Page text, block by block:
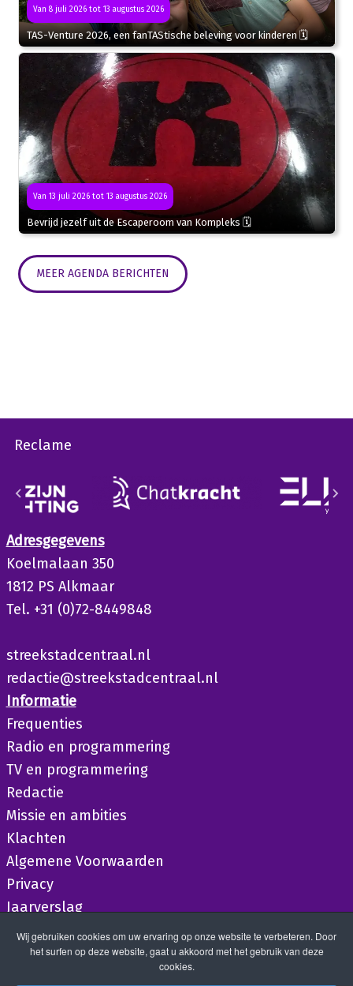
Van 8 juli 2026 tot 13 augustus 2026
TAS-Venture 2026, een fanTAStische beleving voor kinderen 🗓
Van 13 juli 2026 tot 13 augustus 2026
Bevrijd jezelf uit de Escaperoom van Kompleks 🗓
MEER AGENDA BERICHTEN
Reclame
Adresgegevens
Koelmalaan 350
1812 PS Alkmaar
Tel. +31 (0)72-8449848
streekstadcentraal.nl
redactie@streekstadcentraal.nl
Informatie
Frequenties
Radio en programmering
TV en programmering
Redactie
Missie en ambities
Klachten
Algemene Voorwaarden
Privacy
Jaarverslag
Wij gebruiken cookies om uw ervaring op onze website te verbeteren. Door
het surfen op deze website, gaat u akkoord met het gebruik van deze
cookies.